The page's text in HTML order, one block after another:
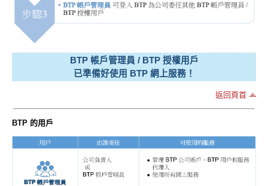
BTP 帳戶管理員 / BTP 授權用戶
已準備好使用 BTP 網上服務！
返回頁首
BTP 的用戶